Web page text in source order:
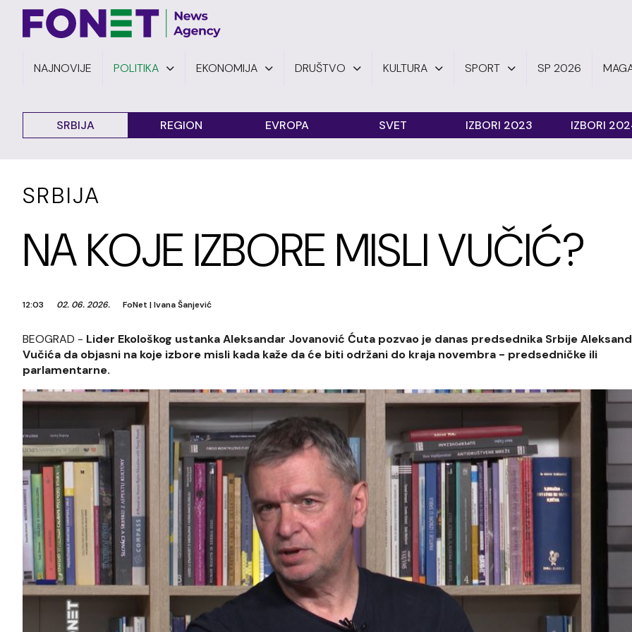
NAJNOVIJE POLITIKA EKONOMIJA DRUŠTVO KULTURA SPORT SP 2026
SRBIJA REGION EVROPA SVET IZBORI 2023 IZBORI
SRBIJA
NA KOJE IZBORE MISLI VUČIĆ?
12:03 02. 06. 2026. FoNet |Ivana Šanjević
BEOGRAD - Lider Ekološkog ustanka Aleksandar Jovanović Ćuta pozvao je danas predsednika Srbije
Vučića da objasni na koje izbore misli kada kaže da će biti održani do kraja novembra - predsedničke ili
parlamentarne.